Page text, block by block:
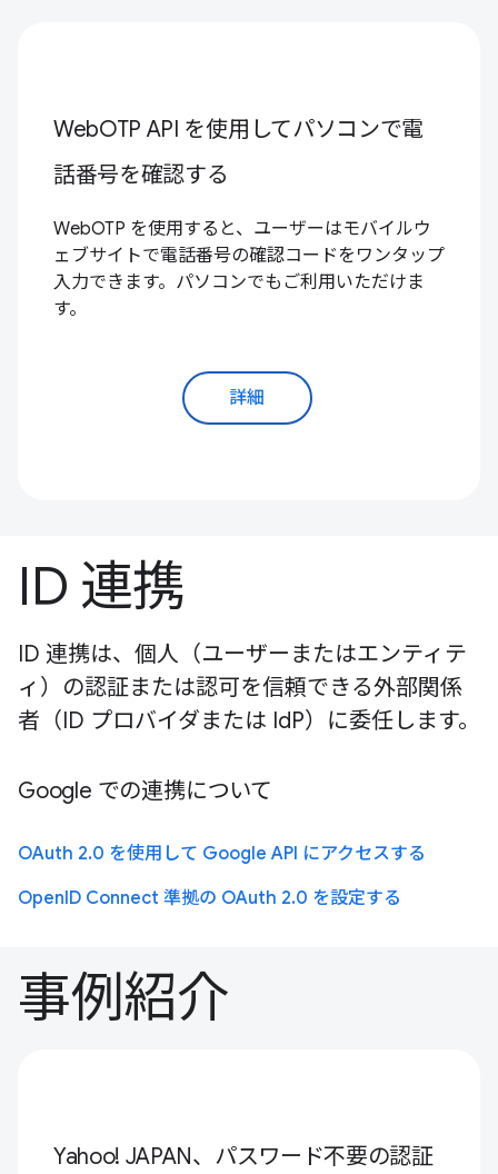
WebOTP API を使用してパソコンで電
話番号を確認する
WebOTP を使用すると、ユーザーはモバイルウ
ェブサイトで電話番号の確認コードをワンタップ
入力できます。パソコンでもご利用いただけま
す。
詳細
ID 連携
ID 連携は、個人（ユーザーまたはエンティテ
ィ）の認証または認可を信頼できる外部関係
者（ID プロバイダまたは IdP）に委任します。
Google での連携について
OAuth 2.0 を使用して Google API にアクセスする
OpenID Connect 準拠の OAuth 2.0 を設定する
事例紹介
Yahoo! JAPAN、パスワード不要の認証